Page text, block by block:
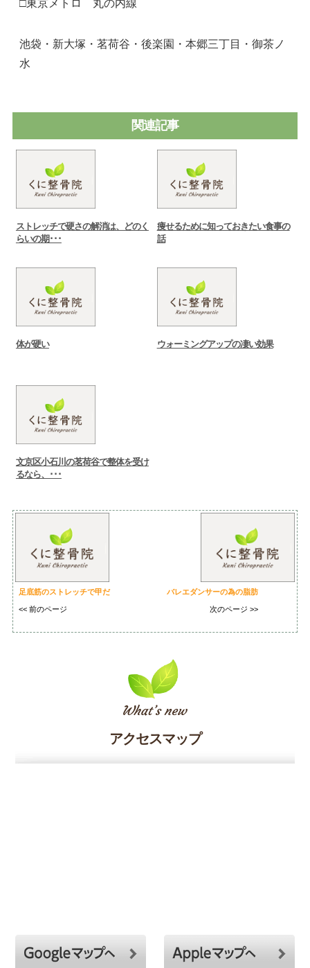
□東京メトロ 丸の内線
池袋・新大塚・茗荷谷・後楽園・本郷三丁目・御茶ノ
水
関連記事
ストレッチで硬さの解消は、どのく
らいの期･･･
痩せるために知っておきたい食事の
話
体が硬い ウォーミングアップの凄い効果
文京区小石川の茗荷谷で整体を受け
るなら、･･･
足底筋のストレッチで甲だ
<< 前のページ
バレエダンサーの為の脂肪
次のページ >>
アクセスマップ